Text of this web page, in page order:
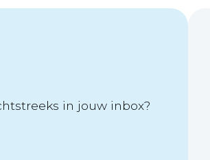
in jouw inbox?